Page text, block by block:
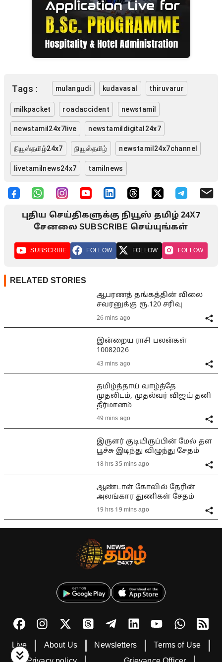
Tags : mulangudi kudavasal thiruvarur
milkpacket roadaccident newstamil
newstamil24x7live newstamildigital24x7
நியூஸ்தமிழ்24x7 நியூஸ்தமிழ் newstamil24x7channel
livetamilnews24x7 tamilnews
புதிய செய்திகளுக்கு நியூஸ் தமிழ் 24X7
சேனலை SUBSCRIBE செய்யுங்கள்
SUBSCRIBE FOLLOW FOLLOW FOLLOW
RELATED STORIES
ஆபரணத் தங்கத்தின் விலை
சவரனுக்கு ரூ.120 சரிவு
26 mins ago
இன்றைய ராசி பலன்கள்
10082026
43 mins ago
தமிழ்த்தாய் வாழ்த்தே
முதலிடம், முதல்வர் விஜய் தனி
தீர்மானம்
49 mins ago
இருளர் குடியிருப்பின் மேல் தள
பூச்சு இடிந்து விழுந்து சேதம்
18 hrs 35 mins ago
ஆண்டாள் கோவில் தேரின்
அலங்கார துணிகள் சேதம்
19 hrs 19 mins ago
Live About Us Newsletters
Terms of Use